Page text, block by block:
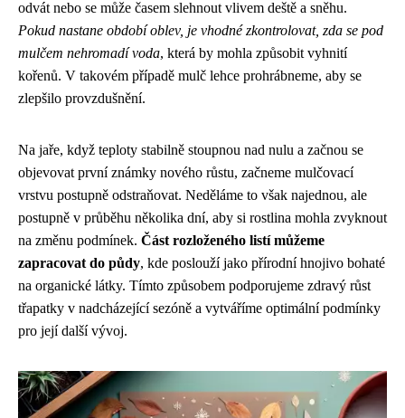
odvát nebo se může časem slehnout vlivem deště a sněhu.
Pokud nastane období oblev, je vhodné zkontrolovat, zda se pod
mulčem nehromadí voda, která by mohla způsobit vyhnití
kořenů. V takovém případě mulč lehce prohrábneme, aby se
zlepšilo provzdušnění.
Na jaře, když teploty stabilně stoupnou nad nulu a začnou se
objevovat první známky nového růstu, začneme mulčovací
vrstvu postupně odstraňovat. Neděláme to však najednou, ale
postupně v průběhu několika dní, aby si rostlina mohla zvyknout
na změnu podmínek. Část rozloženého listí můžeme
zapracovat do půdy, kde poslouží jako přírodní hnojivo bohaté
na organické látky. Tímto způsobem podporujeme zdravý růst
třapatky v nadcházející sezóně a vytváříme optimální podmínky
pro její další vývoj.